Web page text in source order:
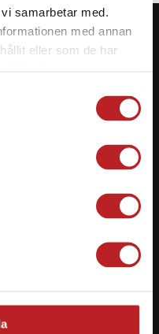
samarbetar med.
med annan
eller som de har
Dina köp är alltid